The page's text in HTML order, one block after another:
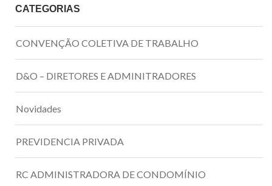
CATEGORIAS
CONVENÇÃO COLETIVA DE TRABALHO
D&O – DIRETORES E ADMINITRADORES
Novidades
PREVIDENCIA PRIVADA
RC ADMINISTRADORA DE CONDOMÍNIO